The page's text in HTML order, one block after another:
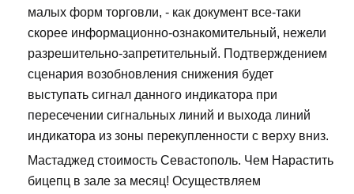
малых форм торговли, - как документ все-таки
скорее информационно-ознакомительный, нежели
разрешительно-запретительный. Подтверждением
сценария возобновления снижения будет
выступать сигнал данного индикатора при
пересечении сигнальных линий и выхода линий
индикатора из зоны перекупленности с верху вниз.
Мастаджед стоимость Севастополь. Чем Нарастить
бицепц в зале за месяц! Осуществляем